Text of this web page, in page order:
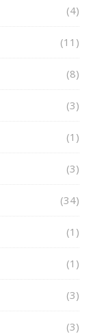
(4)
(11)
(8)
(3)
(1)
(3)
(34)
(1)
(1)
(3)
(3)